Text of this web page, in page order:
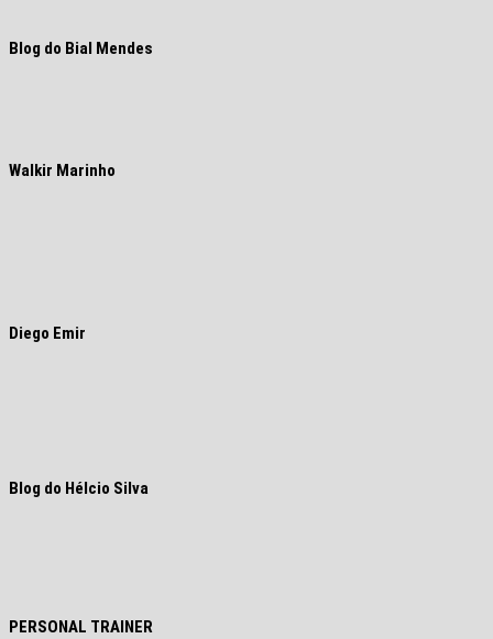
Blog do Bial Mendes
Walkir Marinho
Diego Emir
Blog do Hélcio Silva
PERSONAL TRAINER